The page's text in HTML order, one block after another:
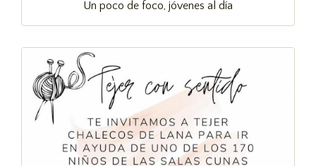
Un poco de foco, jóvenes al día